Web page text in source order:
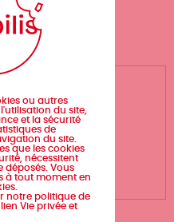
ou autres
du site,
et la sécurité
de
du site.
que les cookies
nécessitent
déposés. Vous
à tout moment en
notre politique de
Vie privée et